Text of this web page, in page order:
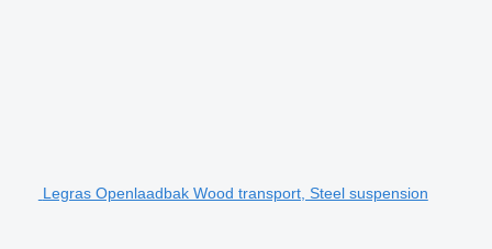
Legras Openlaadbak Wood transport, Steel suspension